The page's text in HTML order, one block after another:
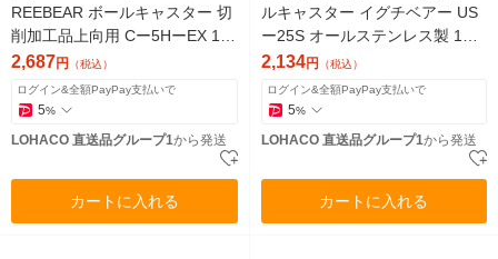
REEBEAR ボールキャスター 切
削加工品上向用 Cー5HーEX 1個
829-0222（直送品）
2,687円 （税込）
ログイン&全額PayPay支払いで
5%
LOHACO 直送品グループ1から発送
カートに入れる
ルキャスター イグチベアー US
ー25S オールステンレス製 1個
290-2150（直送品）
2,134円 （税込）
ログイン&全額PayPay支払いで
5%
LOHACO 直送品グループ1から発送
カートに入れる